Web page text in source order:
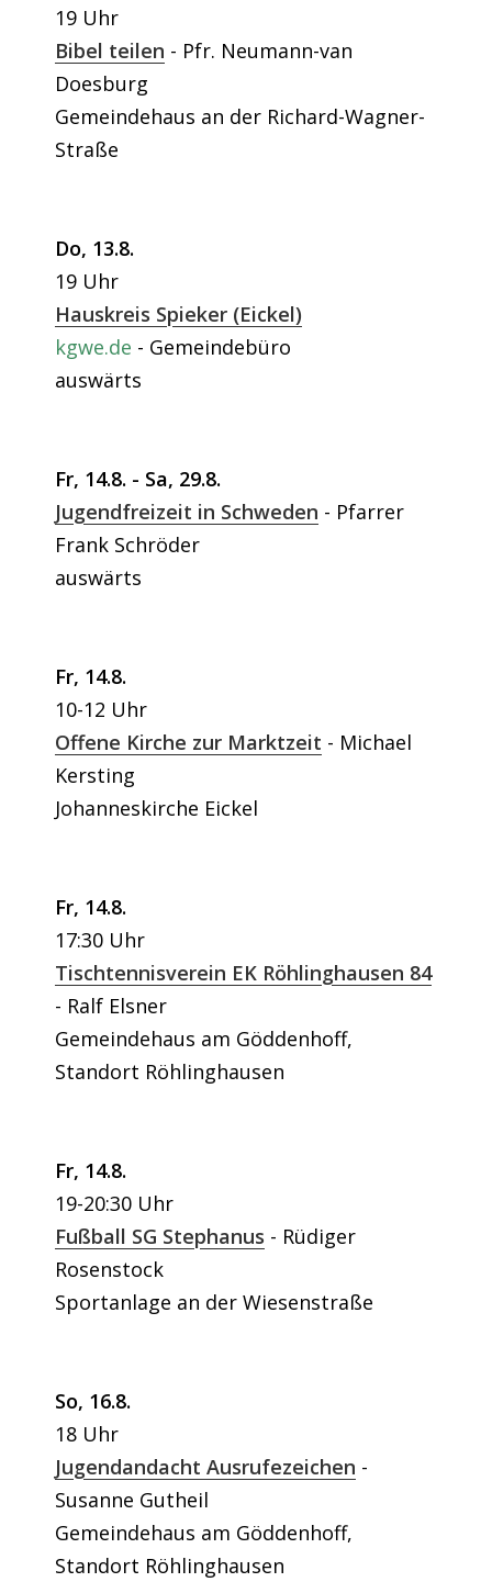
19 Uhr
Bibel teilen
Pfr. Neumann-van
Doesburg
Gemeindehaus an der Richard-Wagner-
Straße
Do, 13.8.
19 Uhr
Hauskreis Spieker (Eickel)
kgwe.de
Gemeindebüro
auswärts
Fr, 14.8. - Sa, 29.8.
Jugendfreizeit in Schweden
Pfarrer
Frank Schröder
auswärts
Fr, 14.8.
10-12 Uhr
Offene Kirche zur Marktzeit
Michael
Kersting
Johanneskirche Eickel
Fr, 14.8.
17:30 Uhr
Tischtennisverein EK Röhlinghausen 84
Ralf Elsner
Gemeindehaus am Göddenhoff,
Standort Röhlinghausen
Fr, 14.8.
19-20:30 Uhr
Fußball SG Stephanus
Rüdiger
Rosenstock
Sportanlage an der Wiesenstraße
So, 16.8.
18 Uhr
Jugendandacht Ausrufezeichen
Susanne Gutheil
Gemeindehaus am Göddenhoff,
Standort Röhlinghausen